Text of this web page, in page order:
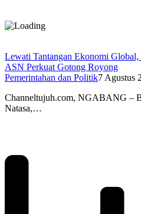
Lewati Tantangan Ekonomi
ASN Perkuat Gotong Royong
Pemerintahan dan Politik7 Agustus
Channeltujuh.com, NGABANG –
Natasa,…